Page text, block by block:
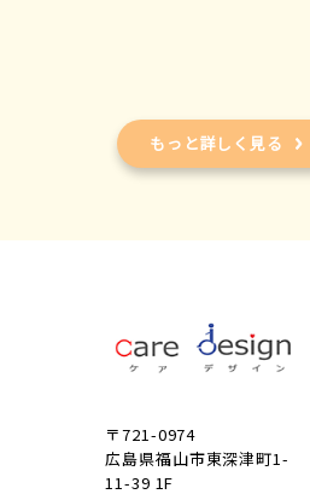
もっと詳しく見る
〒721-0974
広島県福山市東深津町1-
11-39 1F